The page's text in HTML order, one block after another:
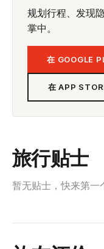
规划行程、发现
掌中。
在 GOOGLE
在 APP
旅行贴士
暂无贴士，快来第一